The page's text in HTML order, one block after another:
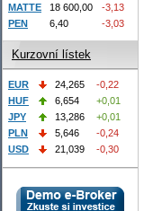
MATTE
18 600,00
-3,13
PEN
6,40 -3,03
Kurzovní lístek
EUR 24,265
-0,22
HUF
6,654
+0,01
JPY
13,286
+0,01
PLN
5,646
-0,24
USD
21,039 -0,30